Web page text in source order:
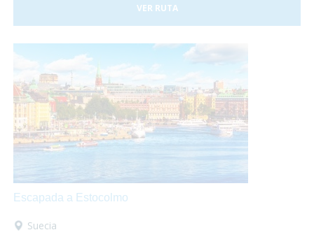
considerada Patrimonio de la Humanidad por la UNESCO.
De Praga solamente te irás maravillado. Te aseguramos
visitar el castillo y comer en el subsuelo del ayuntamiento
con una rica cerveza tradicional estarás sin palabras. Así
que escápate a conocer Praga, en el corazón de Europa
¡Sólo disfruta!
VER RUTA
Escapada a Estocolmo
Suecia